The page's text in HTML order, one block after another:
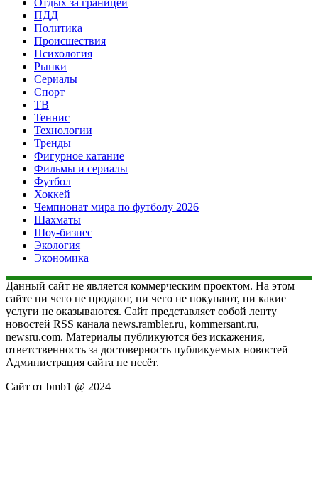
ПДД
Политика
Происшествия
Психология
Рынки
Сериалы
Спорт
ТВ
Теннис
Технологии
Тренды
Фигурное катание
Фильмы и сериалы
Футбол
Хоккей
Чемпионат мира по футболу 2026
Шахматы
Шоу-бизнес
Экология
Экономика
Данный сайт не является коммерческим проектом. На этом
сайте ни чего не продают, ни чего не покупают, ни какие
услуги не оказываются. Сайт представляет собой ленту
новостей RSS канала news.rambler.ru, kommersant.ru,
newsru.com. Материалы публикуются без искажения,
ответственность за достоверность публикуемых новостей
Администрация сайта не несёт.
Сайт от bmb1 @ 2024